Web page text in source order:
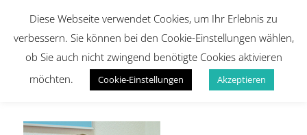
Diese Webseite verwendet Cookies, um Ihr Erlebnis zu
verbessern. Sie können bei den Cookie-Einstellungen wählen,
ob Sie auch nicht zwingend benötigte Cookies aktivieren
möchten.
Cookie-Einstellungen Akzeptieren